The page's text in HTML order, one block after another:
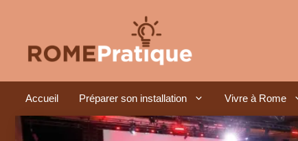
contenu
Accueil Préparer son installation Vivre à Rome